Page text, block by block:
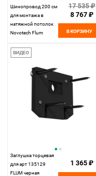
Шинопровод 200 см
для монтажа в
натяжной потолок
Novotech Flum
17 535 ₽
8 767 ₽
В КОРЗИНУ
ВИДЕО
Заглушка торцевая
для арт 135129
FLUM черная
1 365 ₽